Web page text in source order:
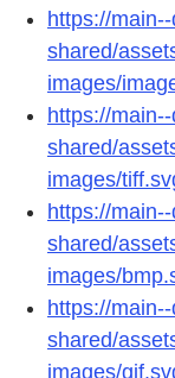
https://
shared/
images/
https://
shared/
images/
https://
shared/
images/
https://
shared/
images/